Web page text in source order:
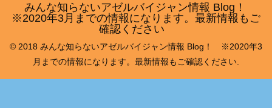
みんな知らないアゼルバイジャン情報 Blog！
※2020年3月までの情報になります。最新情報もご
確認ください
© 2018 みんな知らないアゼルバイジャン情報 Blog！ ※2020年3
月までの情報になります。最新情報もご確認ください.